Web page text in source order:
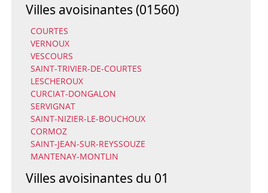
Villes avoisinantes (01560)
COURTES
VERNOUX
VESCOURS
SAINT-TRIVIER-DE-COURTES
LESCHEROUX
CURCIAT-DONGALON
SERVIGNAT
SAINT-NIZIER-LE-BOUCHOUX
CORMOZ
SAINT-JEAN-SUR-REYSSOUZE
MANTENAY-MONTLIN
Villes avoisinantes du 01